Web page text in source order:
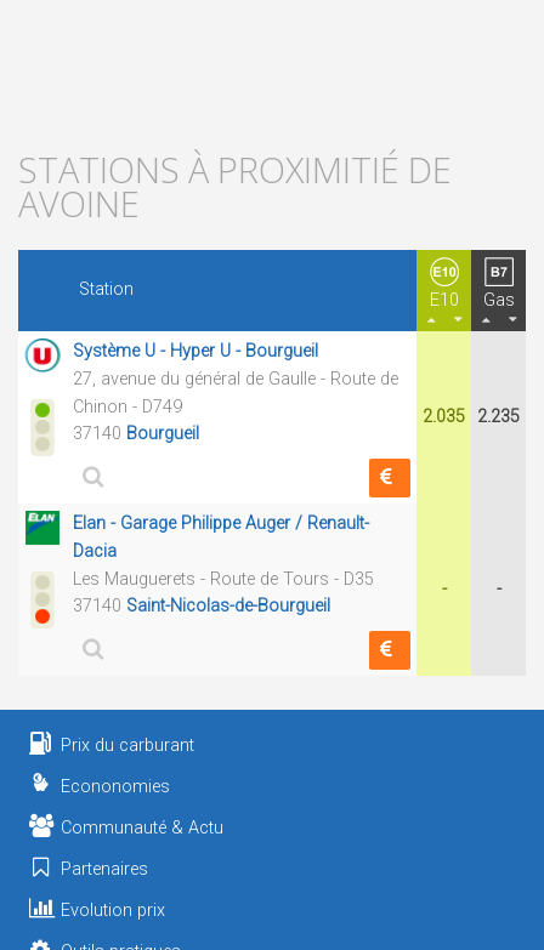
STATIONS À PROXIMITIÉ DE
AVOINE
Station
E10 Gas
Système U - Hyper U - Bourgueil
27, avenue du général de Gaulle - Route de
Chinon - D749
37140 Bourgueil
2.035 2.235
Elan - Garage Philippe Auger / Renault-
Dacia
Les Mauguerets - Route de Tours - D35
37140 Saint-Nicolas-de-Bourgueil
- -
Prix du carburant
Econonomies
Communauté & Actu
Partenaires
Evolution prix